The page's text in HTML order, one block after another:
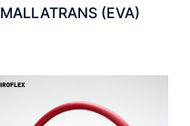
MALLATRANS (EVA)